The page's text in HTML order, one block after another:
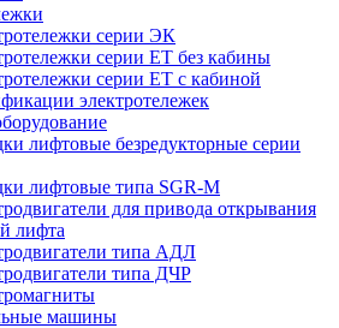
серии ЭК
серии ЕТ без кабины
серии ЕТ с кабиной
электротележек
лифтовые безредукторные серии
лифтовые типа SGR-M
для привода открывания
лифта
типа АДЛ
типа ДЧР
машины